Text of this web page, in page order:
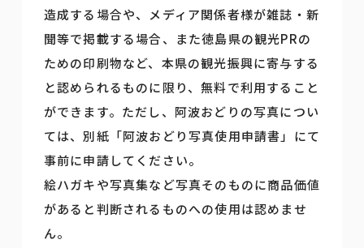
造成する場合や、メディア関係者様が雑誌・新
聞等で掲載する場合、また徳島県の観光PRの
ための印刷物など、本県の観光振興に寄与する
と認められるものに限り、無料で利用すること
ができます。ただし、阿波おどりの写真につい
ては、別紙「阿波おどり写真使用申請書」にて
事前に申請してください。
絵ハガキや写真集など写真そのものに商品価値
があると判断されるものへの使用は認めませ
ん。